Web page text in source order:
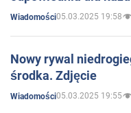
Wiadomości05.03.2025 19:58
Nowy rywal
środka. Zdjęcie
Wiadomości05.03.2025 19:55